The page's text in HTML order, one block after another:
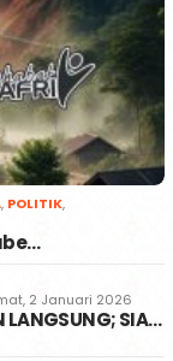
, POLITIK,
2 Januari 2026
LANGSUNG; SIA…